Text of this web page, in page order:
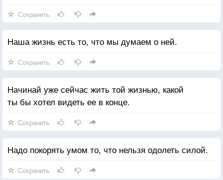
Сохранить
Наша жизнь есть то, что мы думаем о ней.
Сохранить
Начинай уже сейчас жить той жизнью, какой
ты бы хотел видеть ее в конце.
Сохранить
Надо покорять умом то, что нельзя одолеть силой.
Сохранить